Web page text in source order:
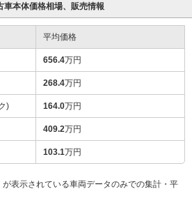
車本体価格相場、販売情報
平均価格
656.4万円
268.4万円
) 164.0万円
409.2万円
103.1万円
表示されている車両データのみでの集計・平